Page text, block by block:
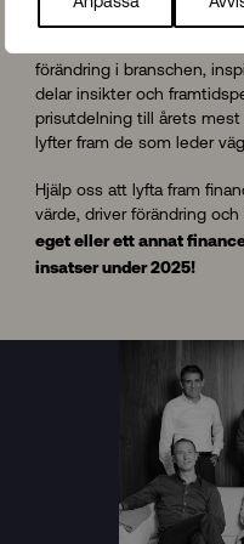
förändring i branschen,
delar insikter och
prisutdelning till årets
lyfter fram de som leder
Hjälp oss att lyfta fram
värde, driver förändring
eget eller ett annat
insatser under 2025!